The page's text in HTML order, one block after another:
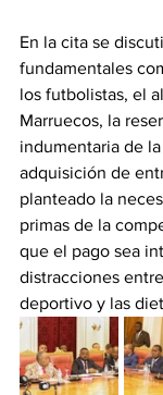
En la cita se
fundamentales
los futbolistas, el
Marruecos, la
indumentaria de
adquisición de
planteado la
primas de la
que el pago sea
distracciones
deportivo y las